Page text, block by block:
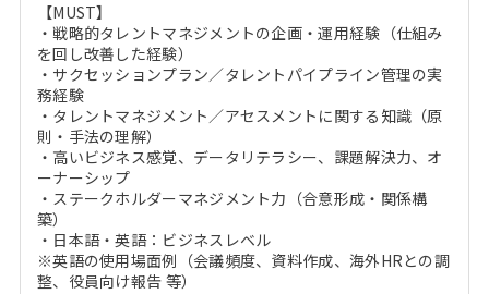
【MUST】
・戦略的タレントマネジメントの企画・運用経験（仕組み
を回し改善した経験）
・サクセッションプラン／タレントパイプライン管理の実
務経験
・タレントマネジメント／アセスメントに関する知識（原
則・手法の理解）
・高いビジネス感覚、データリテラシー、課題解決力、オ
ーナーシップ
・ステークホルダーマネジメント力（合意形成・関係構
築）
・日本語・英語：ビジネスレベル
※英語の使用場面例（会議頻度、資料作成、海外HRとの調
整、役員向け報告 等）